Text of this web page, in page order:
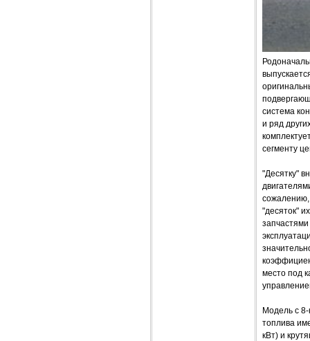
система
и ряд
сегменту
"Десятку"
сожалению,
"десяток"
место под
Модель с
топлива
кВт) и